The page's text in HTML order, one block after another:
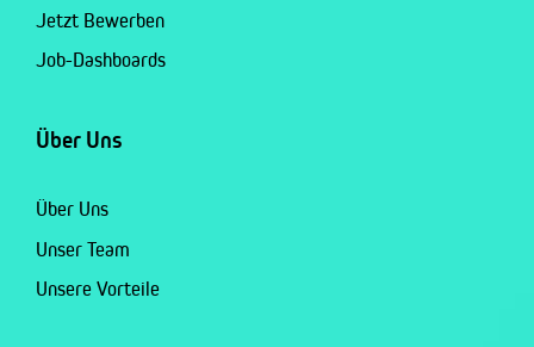
Jetzt Bewerben
Job-Dashboards
Über Uns
Über Uns
Unser Team
Unsere Vorteile